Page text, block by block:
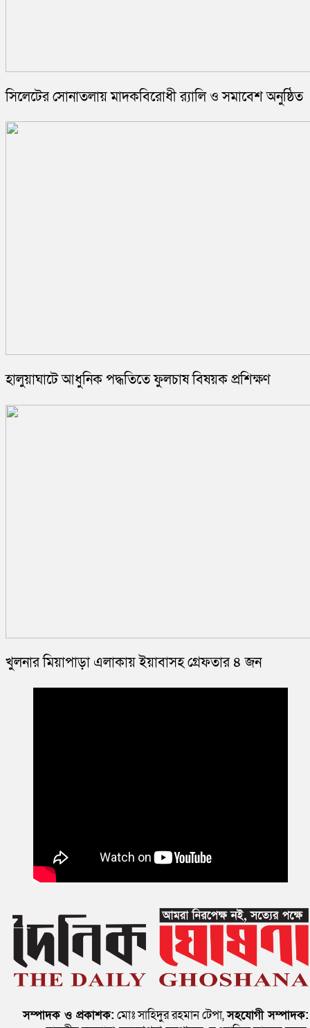
সিলেটের সোনাতলায় মাদকবিরোধী র‍্যালি ও সমাবেশ অনুষ্ঠিত
হালুয়াঘাটে আধুনিক পদ্ধতিতে ফুলচাষ বিষয়ক প্রশিক্ষণ
খুলনার মিয়াপাড়া এলাকায় ইয়াবাসহ গ্রেফতার ৪ জন
সম্পাদক ও প্রকাশক: মোঃ সাহিদুর রহমান টেপা,সহযোগী সম্পাদক: